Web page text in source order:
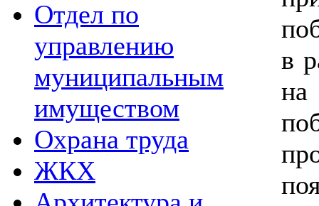
Отдел по
управлению
муниципальным
имуществом
Охрана труда
ЖКХ
в
на